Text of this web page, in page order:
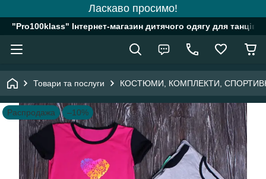
Ласкаво просимо!
"Pro100klass" Інтернет-магазин дитячого одягу для танців,
Товари та послуги КОСТЮМИ, КОМПЛЕКТИ,
Распродажа –10%